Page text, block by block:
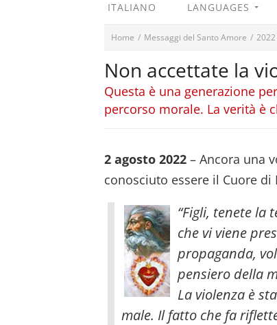
ITALIANO LANGUAGES
Home / Messaggi del Santo Amore /
Non accettate la
Questa è una generazione
percorso morale. La verità è
2 agosto 2022 – Ancora una
conosciuto essere il Cuore di
“Figli, tenete la
che vi viene
propaganda,
pensiero della
La violenza è
male. Il fatto che fa